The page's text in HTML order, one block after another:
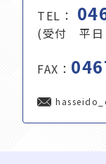
TEL：
(受付 平
FAX：